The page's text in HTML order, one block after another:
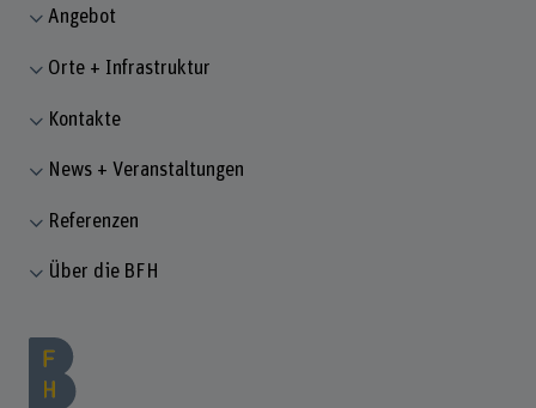
Angebot
Orte + Infrastruktur
Kontakte
News + Veranstaltungen
Referenzen
Über die BFH